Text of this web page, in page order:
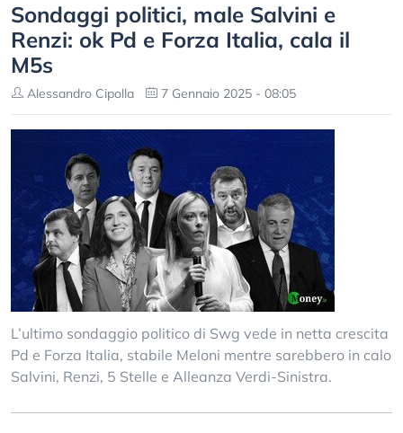
Sondaggi politici, male Salvini e
Renzi: ok Pd e Forza Italia, cala il
M5s
Alessandro Cipolla 7 Gennaio 2025 - 08:05
L’ultimo sondaggio politico di Swg vede in netta crescita
Pd e Forza Italia, stabile Meloni mentre sarebbero in calo
Salvini, Renzi, 5 Stelle e Alleanza Verdi-Sinistra.